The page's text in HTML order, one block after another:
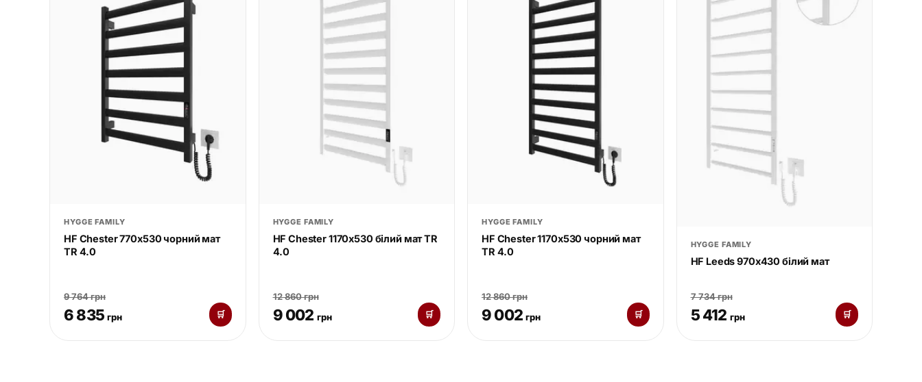
HYGGE FAMILY
HF Chester 770х530 чорний мат
TR 4.0
9 764 грн
6 835 грн 🛒
HYGGE FAMILY
HF Chester 1170х530 білий мат TR
4.0
12 860 грн
9 002 грн 🛒
HYGGE FAMILY
HF Chester 1170х530 чорний мат
TR 4.0
12 860 грн
9 002 грн 🛒
HYGGE FAMILY
HF Leeds 970х430 білий мат
7 734 грн
5 412 грн 🛒